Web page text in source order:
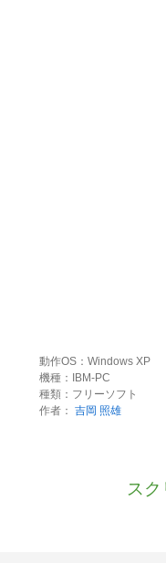
動作OS：Windows XP
機種：IBM-PC
種類：フリーソフト
作者： 吉岡 照雄
スク